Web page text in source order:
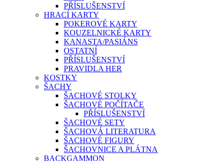
PŘÍSLUŠENSTVÍ
HRACÍ KARTY
POKEROVÉ KARTY
KOUZELNICKÉ KARTY
KANASTA/PASIÁNS
OSTATNÍ
PŘÍSLUŠENSTVÍ
PRAVIDLA HER
KOSTKY
ŠACHY
ŠACHOVÉ STOLKY
ŠACHOVÉ POČÍTAČE
PŘÍSLUŠENSTVÍ
ŠACHOVÉ SETY
ŠACHOVÁ LITERATURA
ŠACHOVÉ FIGURY
ŠACHOVNICE A PLÁTNA
BACKGAMMON